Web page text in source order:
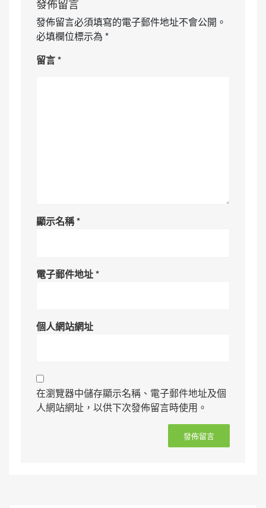
發佈留言
發佈留言必須填寫的電子郵件地址不會公開。
必填欄位標示為 *
留言*
顯示名稱*
電子郵件地址*
個人網站網址
在瀏覽器中儲存顯示名稱、電子郵件地址及個
人網站網址，以供下次發佈留言時使用。